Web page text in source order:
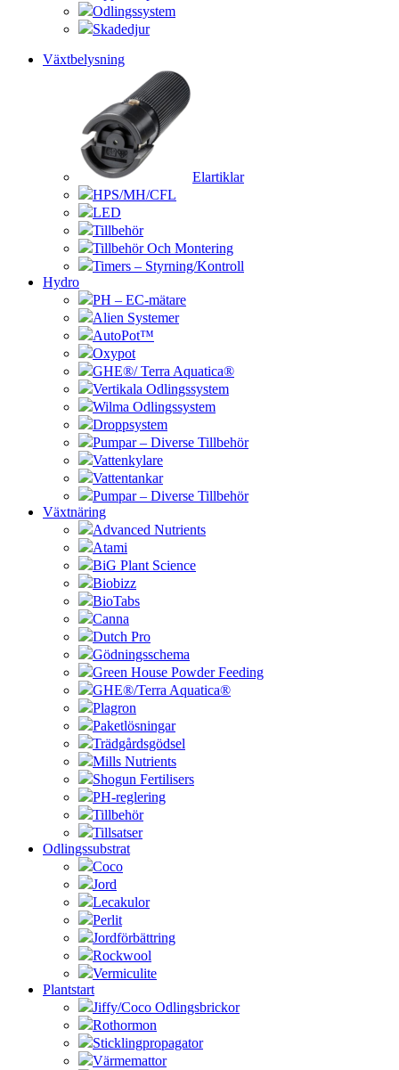
Odlingssystem
Skadedjur
Växtbelysning
Elartiklar
HPS/MH/CFL
LED
Tillbehör
Tillbehör Och Montering
Timers – Styrning/Kontroll
Hydro
PH – EC-mätare
Alien Systemer
AutoPot™
Oxypot
GHE®/ Terra Aquatica®
Vertikala Odlingssystem
Wilma Odlingssystem
Droppsystem
Pumpar – Diverse Tillbehör
Vattenkylare
Vattentankar
Pumpar – Diverse Tillbehör
Växtnäring
Advanced Nutrients
Atami
BiG Plant Science
Biobizz
BioTabs
Canna
Dutch Pro
Gödningsschema
Green House Powder Feeding
GHE®/Terra Aquatica®
Plagron
Paketlösningar
Trädgårdsgödsel
Mills Nutrients
Shogun Fertilisers
PH-reglering
Tillbehör
Tillsatser
Odlingssubstrat
Coco
Jord
Lecakulor
Perlit
Jordförbättring
Rockwool
Vermiculite
Plantstart
Jiffy/Coco Odlingsbrickor
Rothormon
Sticklingpropagator
Värmemattor